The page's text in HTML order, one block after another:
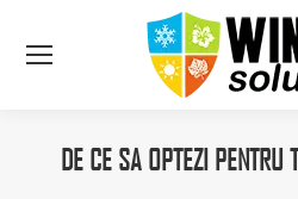
DE CE SA OPTEZI PENTRU